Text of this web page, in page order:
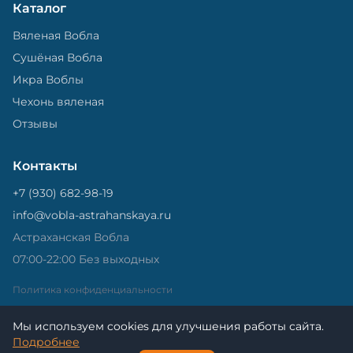
Каталог
Вяленая Вобла
Сушёная Вобла
Икра Воблы
Чехонь вяленая
Отзывы
Контакты
+7 (930) 682-98-19
info@vobla-astrahanskaya.ru
Астраханская Вобла
07:00-22:00 Без выходных
Политика конфиденциальности
Мы используем cookies для улучшения работы сайта.
Подробнее